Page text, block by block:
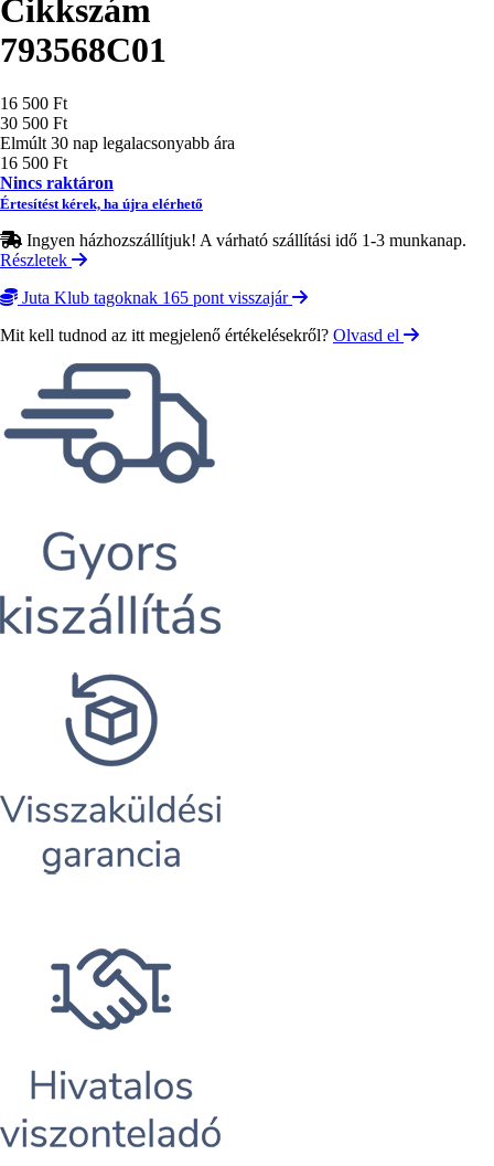
Cikkszám
793568C01
Ár
16 500 Ft
30 500 Ft
Elmúlt 30 nap legalacsonyabb ára
16 500 Ft
Nincs raktáron
Értesítést kérek, ha újra elérhető
Ingyen házhozszállítjuk! A várható szállítási idő 1-3 munkanap.
Részletek
Juta Klub tagoknak 165 pont visszajár
Mit kell tudnod az itt megjelenő értékelésekről? Olvasd el